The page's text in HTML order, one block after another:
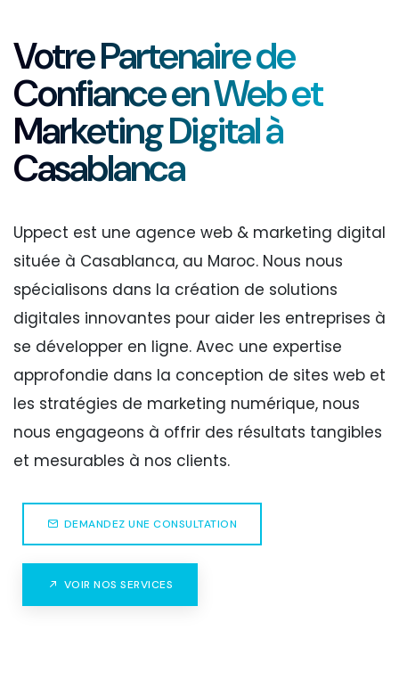
Votre Partenaire de
Confiance en Web et
Marketing Digital à
Casablanca
Uppect est une agence web & marketing digital
située à Casablanca, au Maroc. Nous nous
spécialisons dans la création de solutions
digitales innovantes pour aider les entreprises à
se développer en ligne. Avec une expertise
approfondie dans la conception de sites web et
les stratégies de marketing numérique, nous
nous engageons à offrir des résultats tangibles
et mesurables à nos clients.
DEMANDEZ UNE CONSULTATION
VOIR NOS SERVICES